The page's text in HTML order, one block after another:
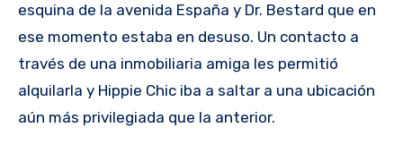
esquina de la avenida España y Dr. Bestard que en
ese momento estaba en desuso. Un contacto a
través de una inmobiliaria amiga les permitió
alquilarla y Hippie Chic iba a saltar a una ubicación
aún más privilegiada que la anterior.